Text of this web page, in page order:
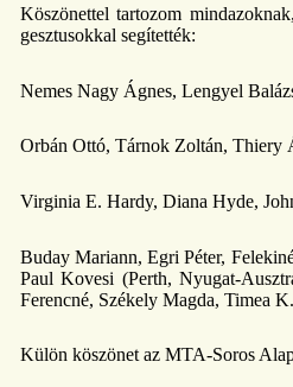
Köszönettel tartozom
gesztusokkal segítették:
Nemes Nagy Ágnes, Lengyel
Orbán Ottó, Tárnok Zoltán, Thiery
Virginia E. Hardy, Diana Hyde,
Buday Mariann, Egri Péter,
Paul Kovesi (Perth, Nyugat-
Ferencné, Székely Magda, Timea
Külön köszönet az MTA-Soros